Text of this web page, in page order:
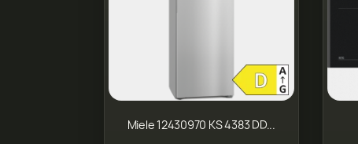
Miele 12430970 KS 4383 DD...